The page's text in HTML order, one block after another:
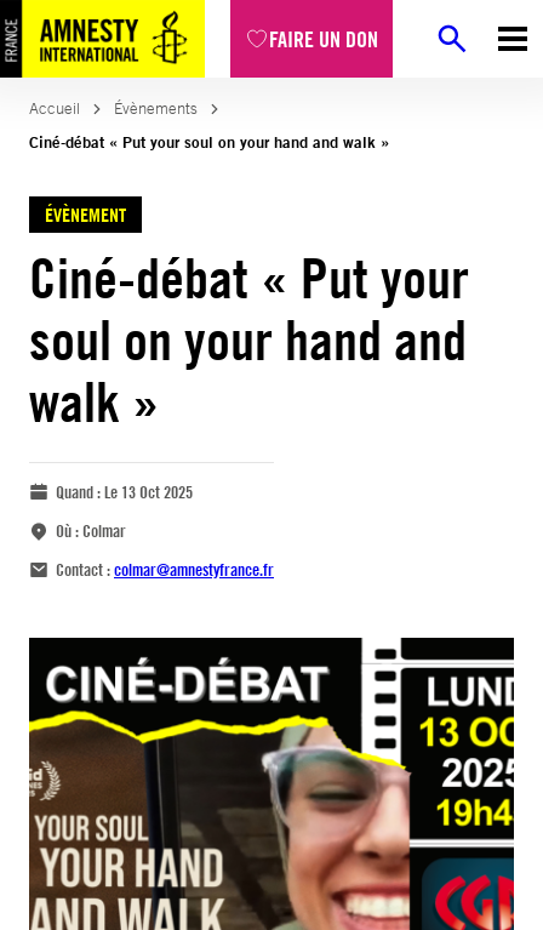
FAIRE UN DON
Accueil
Évènements
Ciné-débat « Put your soul on your hand and walk »
ÉVÈNEMENT
Ciné-débat « Put your
soul on your hand and
walk »
Quand :Le 13 Oct 2025
Où :Colmar
Contact :colmar@amnestyfrance.fr